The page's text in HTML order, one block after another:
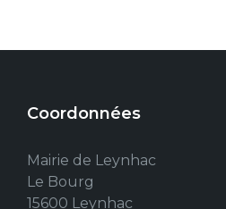
Coordonnées
Mairie de Leynhac
Le Bourg
15600 Leynhac